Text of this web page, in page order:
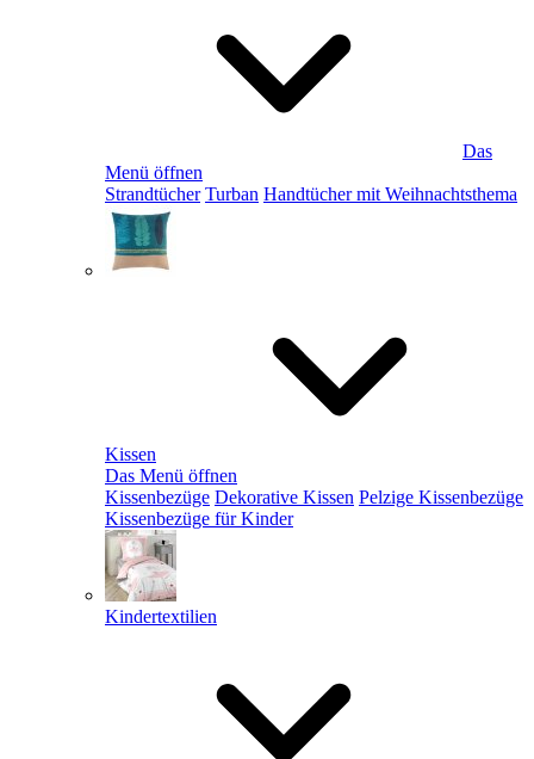
Das
Menü öffnen
Strandtücher Turban Handtücher mit Weihnachtsthema
Kissen
Das Menü öffnen
Kissenbezüge Dekorative Kissen Pelzige Kissenbezüge
Kissenbezüge für Kinder
Kindertextilien